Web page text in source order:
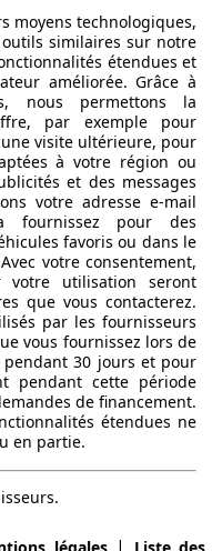
Haut
en ligne de
moyens technologiques,
similaires sur notre
étendues et
améliorée. Grâce à
nous permettons la
par exemple pour
visite ultérieure, pour
à votre région ou
et des messages
votre adresse e-mail
fournissez pour des
favoris ou dans le
votre consentement,
votre utilisation seront
que vous contacterez.
par les fournisseurs
vous fournissez lors de
30 jours et pour
pendant cette période
de financement.
étendues ne
en partie.
légales|
Liste des